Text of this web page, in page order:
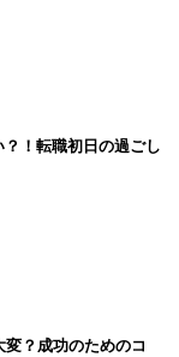
！転職初日の過ごし
？成功のためのコ